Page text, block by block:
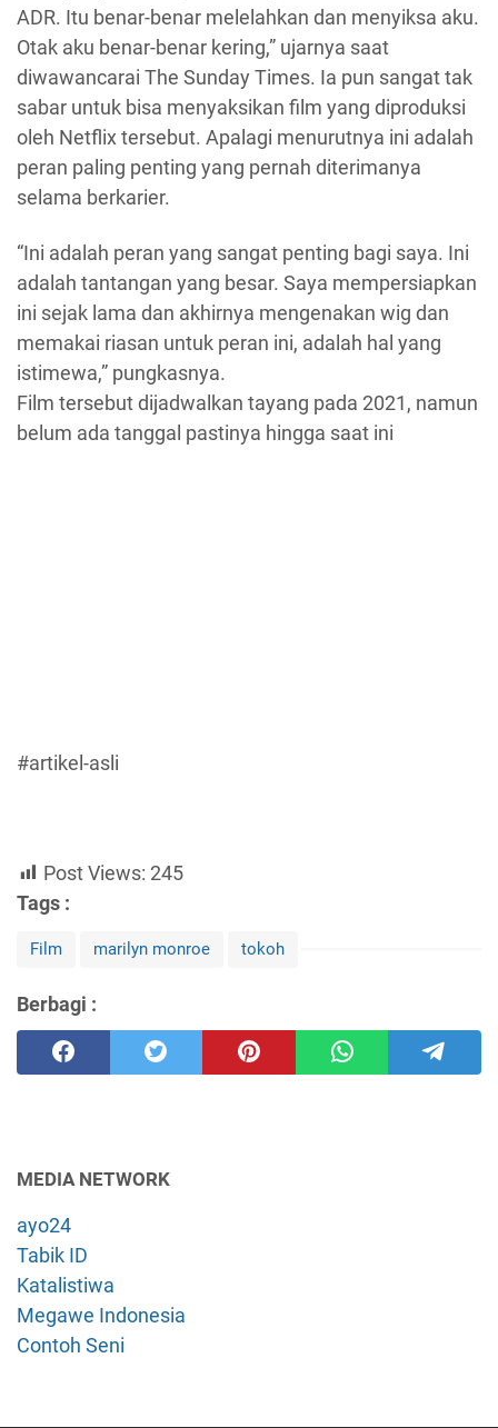
ADR. Itu benar-benar melelahkan dan menyiksa aku.
Otak aku benar-benar kering,” ujarnya saat
diwawancarai The Sunday Times. Ia pun sangat tak
sabar untuk bisa menyaksikan film yang diproduksi
oleh Netflix tersebut. Apalagi menurutnya ini adalah
peran paling penting yang pernah diterimanya
selama berkarier.
“Ini adalah peran yang sangat penting bagi saya. Ini
adalah tantangan yang besar. Saya mempersiapkan
ini sejak lama dan akhirnya mengenakan wig dan
memakai riasan untuk peran ini, adalah hal yang
istimewa,” pungkasnya.
Film tersebut dijadwalkan tayang pada 2021, namun
belum ada tanggal pastinya hingga saat ini
#artikel-asli
Post Views: 245
Tags :
Film marilyn monroe tokoh
Berbagi :
MEDIA NETWORK
ayo24
Tabik ID
Katalistiwa
Megawe Indonesia
Contoh Seni